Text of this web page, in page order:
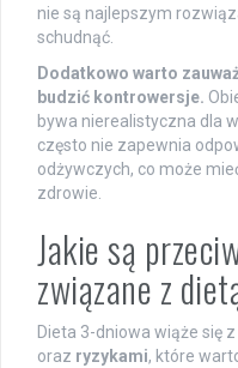
nie są najlepszym
schudnąć.
Dodatkowo warto
budzić kontrowersje.
bywa nierealistyczna dla
często nie zapewnia
odżywczych, co może
zdrowie.
Jakie są
związane z
Dieta 3-dniowa wiąże się
oraz ryzykami, które